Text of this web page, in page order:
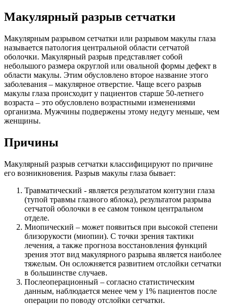
Макулярный разрыв сетчатки
Макулярным разрывом сетчатки или разрывом макулы глаза
называется патология центральной области сетчатой
оболочки. Макулярный разрыв представляет собой
небольшого размера округлой или овальной формы дефект в
области макулы. Этим обусловлено второе название этого
заболевания – макулярное отверстие. Чаще всего разрыв
макулы глаза происходит у пациентов старше 50-летнего
возраста – это обусловлено возрастными изменениями
организма. Мужчины подвержены этому недугу меньше, чем
женщины.
Причины
Макулярный разрыв сетчатки классифицируют по причине
его возникновения. Разрыв макулы глаза бывает:
Травматический - является результатом контузии глаза
(тупой травмы глазного яблока), результатом разрыва
сетчатой оболочки в ее самом тонком центральном
отделе.
Миопический – может появиться при высокой степени
близорукости (миопии). С точки зрения тактики
лечения, а также прогноза восстановления функций
зрения этот вид макулярного разрыва является наиболее
тяжелым. Он осложняется развитием отслойки сетчатки
в большинстве случаев.
Послеоперационный – согласно статистическим
данным, наблюдается менее чем у 1% пациентов после
операции по поводу отслойки сетчатки.